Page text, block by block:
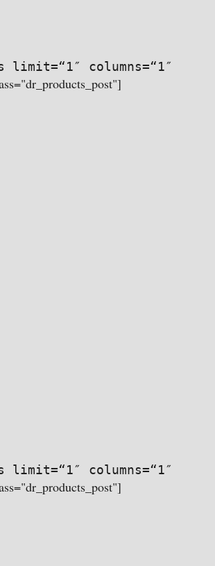
limit=“1″ columns=“1″
limit=“1″ columns=“1″